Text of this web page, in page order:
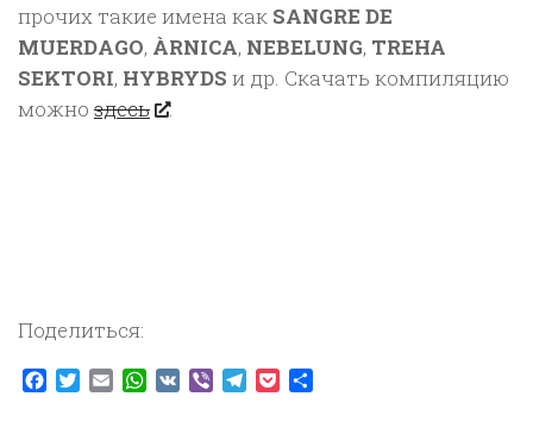
прочих такие имена как SANGRE DE
MUERDAGO, ÀRNICA, NEBELUNG, TREHA
SEKTORI, HYBRYDS и др. Скачать компиляцию
можно здесь .
Поделиться:
Facebook
TwitterEmailWhatsApp
VK ViberTelegram
Pocket